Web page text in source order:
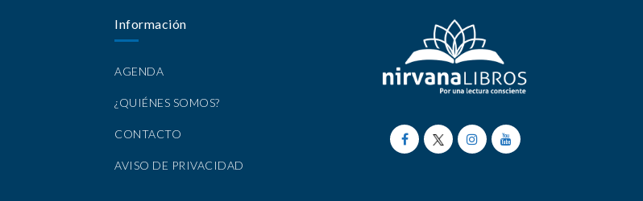
Información
AGENDA
¿QUIÉNES SOMOS?
CONTACTO
AVISO DE PRIVACIDAD